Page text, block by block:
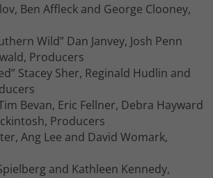
Ben Affleck and George Clooney,
Wild” Dan Janvey, Josh Penn
Producers
Stacey Sher, Reginald Hudlin and
Bevan, Eric Fellner, Debra Hayward
Producers
Ang Lee and David Womark,
and Kathleen Kennedy,